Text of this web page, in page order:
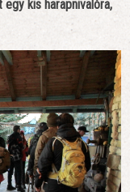
kis harapnivalóra,